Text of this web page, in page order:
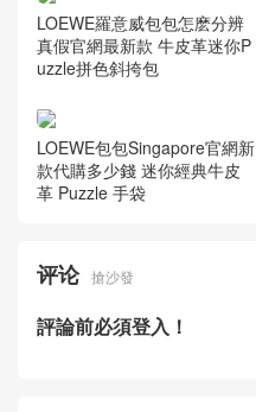
LOEWE羅意威包包怎麽分辨
真假官網最新款 牛皮革迷你P
uzzle拼色斜挎包
LOEWE包包Singapore官網新
款代購多少錢 迷你經典牛皮
革 Puzzle 手袋
评论 搶沙發
評論前必須登入！